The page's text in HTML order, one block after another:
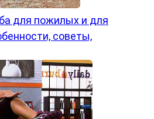
для пожилых и для
советы,